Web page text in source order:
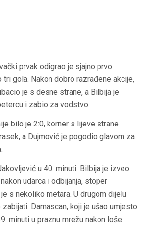
prvak odigrao je sjajno prvo
gola. Nakon dobro razrađene akcije,
je s desne strane, a Bilbija je
i zabio za vodstvo.
bilo je 2:0, korner s lijeve strane
a Dujmović je pogodio glavom za
u 40. minuti. Bilbija je izveo
udarca i odbijanja, stoper
s nekoliko metara. U drugom dijelu
Damascan, koji je ušao umjesto
minuti u praznu mrežu nakon loše